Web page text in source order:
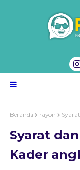
Beranda rayon
Syarat
Kader